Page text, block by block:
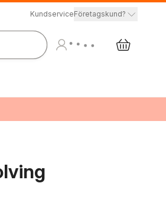
KundserviceFöretagskund?